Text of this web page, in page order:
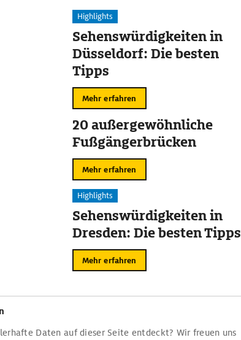
Highlights
Sehenswürdigkeiten in
Düsseldorf: Die besten
Tipps
Mehr erfahren
20 außergewöhnliche
Fußgängerbrücken
Mehr erfahren
Highlights
Sehenswürdigkeiten in
Dresden: Die besten Tipps
Mehr erfahren
Daten auf dieser Seite entdeckt? Wir freuen uns